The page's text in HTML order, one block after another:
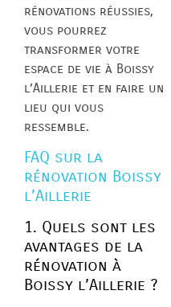
rénovations réussies,
vous pourrez
transformer votre
espace de vie à Boissy
l’Aillerie et en faire un
lieu qui vous
ressemble.
FAQ sur la
rénovation Boissy
l’Aillerie
1. Quels sont les
avantages de la
rénovation à
Boissy l’Aillerie ?